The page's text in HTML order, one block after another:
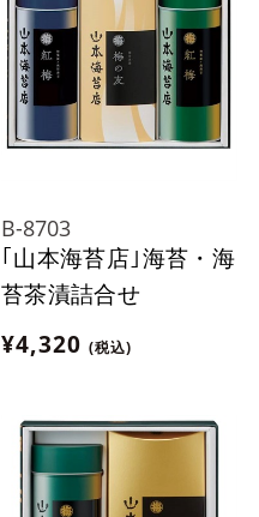
B-8703
｢山本海苔店｣海苔・海
苔茶漬詰合せ
¥4,320 (税込)